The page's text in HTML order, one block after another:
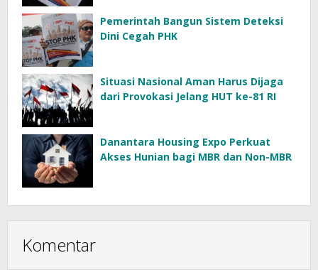
Pemerintah Bangun Sistem Deteksi
Dini Cegah PHK
Situasi Nasional Aman Harus Dijaga
dari Provokasi Jelang HUT ke-81 RI
Danantara Housing Expo Perkuat
Akses Hunian bagi MBR dan Non-MBR
Komentar